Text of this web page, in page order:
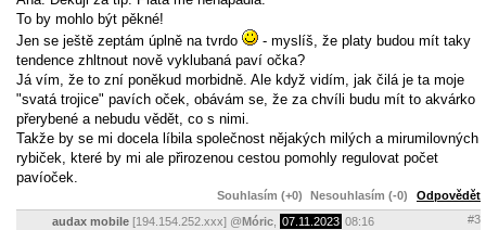
To by mohlo být pěkné!
Jen se ještě zeptám úplně na tvrdo
- myslíš, že platy budou mít taky
tendence zhltnout nově vyklubaná paví očka?
Já vím, že to zní poněkud morbidně. Ale když vidím, jak čilá je ta moje
"svatá trojice" pavích oček, obávám se, že za chvíli budu mít to akvárko
přerybené a nebudu vědět, co s nimi.
Takže by se mi docela líbila společnost nějakých milých a mirumilovných
rybiček, které by mi ale přirozenou cestou pomohly regulovat počet
pavíoček.
Souhlasím (+0) Nesouhlasím (-0) Odpovědět
audax mobile [194.154.252.xxx] @Móric 07.11.2023 08:16 #3